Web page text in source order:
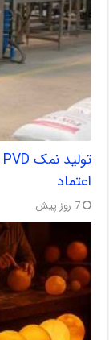
اعتماد
7 روز پیش